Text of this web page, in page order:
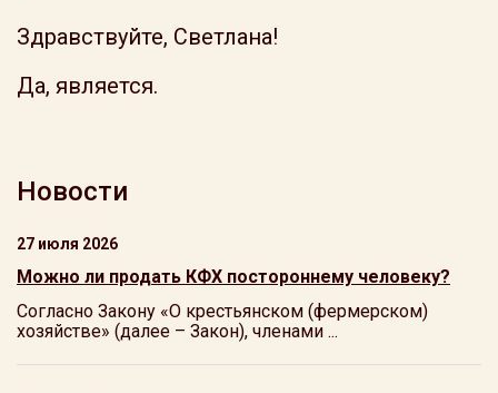
Здравствуйте, Светлана!
Да, является.
Новости
27 июля 2026
Можно ли продать КФХ постороннему человеку?
Согласно Закону «О крестьянском (фермерском)
хозяйстве» (далее – Закон), членами ...